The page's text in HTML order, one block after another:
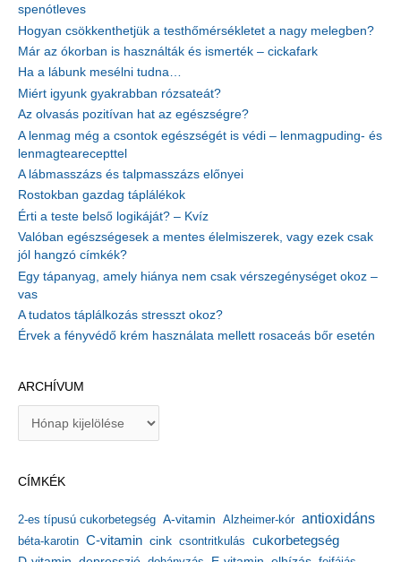
spenótleves
Hogyan csökkenthetjük a testhőmérsékletet a nagy melegben?
Már az ókorban is használták és ismerték – cickafark
Ha a lábunk mesélni tudna…
Miért igyunk gyakrabban rózsateát?
Az olvasás pozitívan hat az egészségre?
A lenmag még a csontok egészségét is védi – lenmagpuding- és
lenmagtearecepttel
A lábmasszázs és talpmasszázs előnyei
Rostokban gazdag táplálékok
Érti a teste belső logikáját? – Kvíz
Valóban egészségesek a mentes élelmiszerek, vagy ezek csak
jól hangzó címkék?
Egy tápanyag, amely hiánya nem csak vérszegénységet okoz –
vas
A tudatos táplálkozás stresszt okoz?
Érvek a fényvédő krém használata mellett rosaceás bőr esetén
ARCHÍVUM
í
u
m
CÍMKÉK
2-es típusú cukorbetegség A-vitamin Alzheimer-kór antioxidáns
béta-karotin C-vitamin cink csontritkulás cukorbetegség